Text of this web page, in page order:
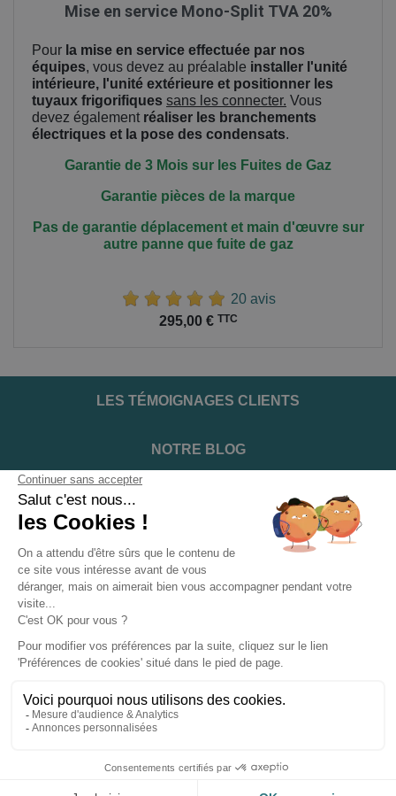
Mise en service Mono-Split TVA 20%
Pour la mise en service effectuée par nos
équipes, vous devez au préalable installer l'unité
intérieure, l'unité extérieure et positionner les
tuyaux frigorifiques sans les connecter. Vous
devez également réaliser les branchements
électriques et la pose des condensats.
Garantie de 3 Mois sur les Fuites de Gaz
Garantie pièces de la marque
Pas de garantie déplacement et main d'œuvresur
autre panne que fuite de gaz
20 avis
295,00 € TTC
LES TÉMOIGNAGES CLIENTS
NOTRE BLOG
DEVENIR INSTALLATEUR
NOTRE SERVICE APRÈS VENTE
NOS PARTENAIRES OFFICIELS
INFORMATIONS ET CONDITIONS